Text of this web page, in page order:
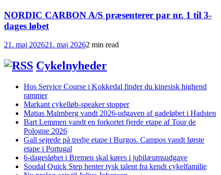
NORDIC CARBON A/S præsenterer par nr. 1 til 3-
dages løbet
21. maj 202621. maj 20262 min read
Cykelnyheder
Hos Service Course i Kokkedal finder du kinesisk highend
rammer
Markant cykelløb-speaker stopper
Matias Malmberg vandt 2026-udgaven af gadeløbet i Hadsten
Bart Lemmen vandt en forkortet fjerde etape af Tour de
Pologne 2026
Gall sejrede på tredje etape i Burgos. Campos vandt første
etape i Portugal
6-dagesløbet i Bremen skal køres i jubilæumsudgave
Soudal Quick Step henter tysk talent fra kendt cykelfamilie